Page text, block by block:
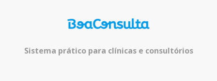
Sistema prático para clínicas e consultórios